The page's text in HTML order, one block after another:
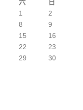
六 日
1
2
8
9
15
16
22
23
29
30